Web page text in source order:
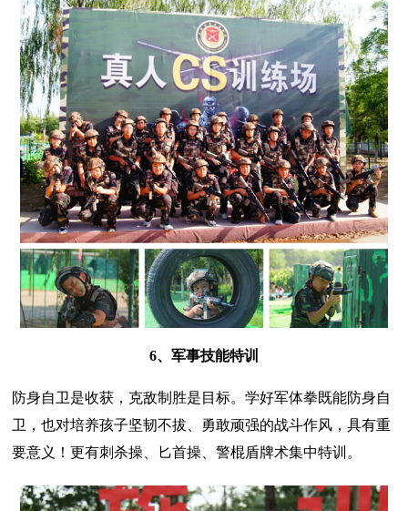
6、军事技能特训
防身自卫是收获，克敌制胜是目标。学好军体拳既能防身自
卫，也对培养孩子坚韧不拔、勇敢顽强的战斗作风，具有重
要意义！更有刺杀操、匕首操、警棍盾牌术集中特训。